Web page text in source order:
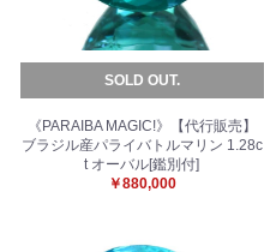
SOLD OUT.
《PARAIBA MAGIC!》【代行販売】
ブラジル産パライバトルマリン 1.28c
t オーバル[鑑別付]
￥880,000